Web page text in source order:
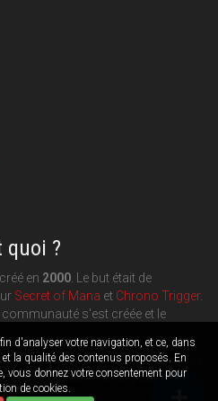
d'analyser votre navigation, et ce, dans
la qualité des contenus proposés. En
vous donnez votre consentement pour
de cookies.
quoi ?
en 2000 . Le but était de
Secret of Mana et Chrono Trigger.
s'est créée et le
aussi une plateforme de blogging
culture geek: chacun publie ce